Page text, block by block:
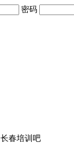
密码
长春培训吧